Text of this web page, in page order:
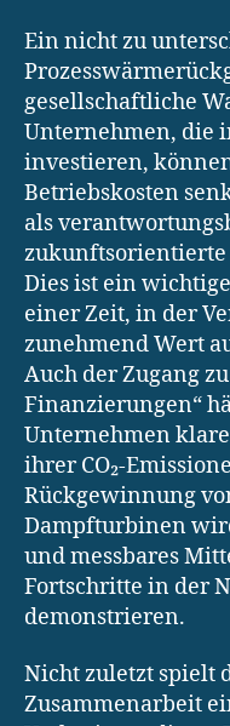
Ein nicht zu
gesellschaftliche
Unternehmen, die
investieren,
Betriebskosten
als
zukunftsorientierte
Dies ist ein
einer Zeit, in der
zunehmend Wert
Auch der Zugang
Finanzierungen“
Unternehmen
ihrer CO₂-
Rückgewinnung
Dampfturbinen
und messbares
Fortschritte in der
demonstrieren.
Nicht zuletzt spielt
Zusammenarbeit